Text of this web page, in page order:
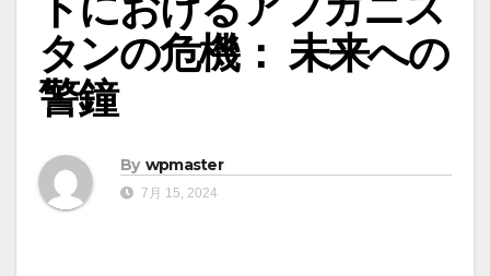
タンの危機： 未来への
警鐘
By wpmaster
7月 15, 2024